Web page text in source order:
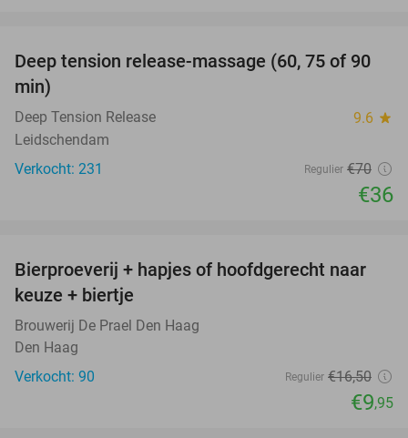
49%
Deep tension release-massage (60, 75 of 90
min)
Deep Tension Release 9.6 star
Leidschendam
Verkocht: 231
Regulier €70
€36
40%
Bierproeverij + hapjes of hoofdgerecht naar
keuze + biertje
Brouwerij De Prael Den Haag
Den Haag
Verkocht: 90
Regulier €16,50
€9,95